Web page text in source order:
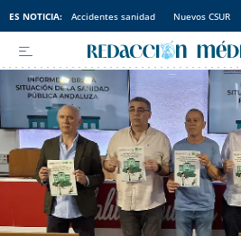
ES NOTICIA: Accidentes sanidad Nuevos CSUR